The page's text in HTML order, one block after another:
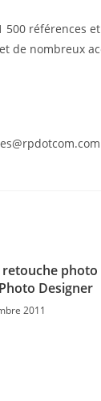
références
de nombreux
photo
Designer
2011